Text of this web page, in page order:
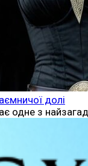
долі
одне з